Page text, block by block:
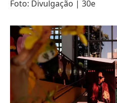
Foto: Divulgação | 30e